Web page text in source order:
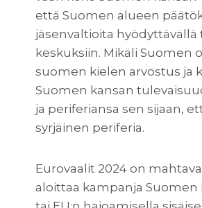
että Suomen alueen
jäsenvaltioita
keskuksiin. Mikäli Suomen
suomen kielen arvostus ja
Suomen kansan
ja periferiansa sen sijaan,
syrjäinen periferia.
Eurovaalit 2024 on
aloittaa kampanja Suomen